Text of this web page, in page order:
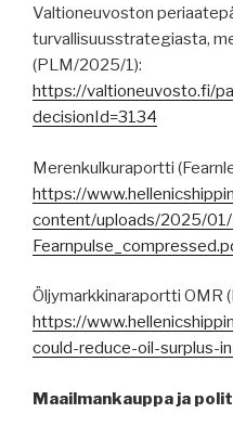
Valtioneuvoston
turvallisuusstrategiasta,
(PLM/2025/1):
https://valtioneuvosto.fi/
decisionId=3134
Merenkulkuraportti
https://
content/uploads/2025/
Öljymarkkinaraportti OMR
https://
could-reduce-oil-surplus-
Maailmankauppa ja